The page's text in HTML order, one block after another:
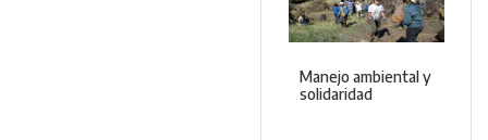
Manejo ambiental y
solidaridad